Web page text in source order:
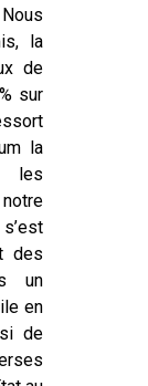
la
de
sur
la
les
des
un
en
de